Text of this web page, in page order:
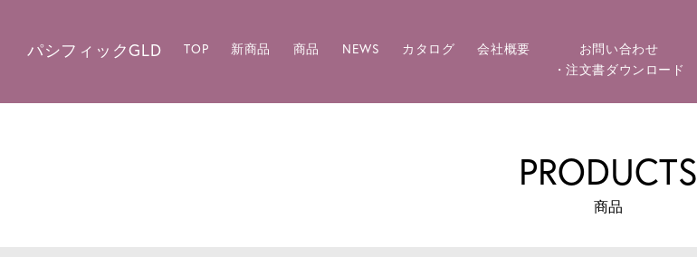
パシフィックGLD TOP 新商品 商品 NEWS カタログ 会社概要
お問い合わせ
・注文書ダウンロード
PRODUCTS
商品